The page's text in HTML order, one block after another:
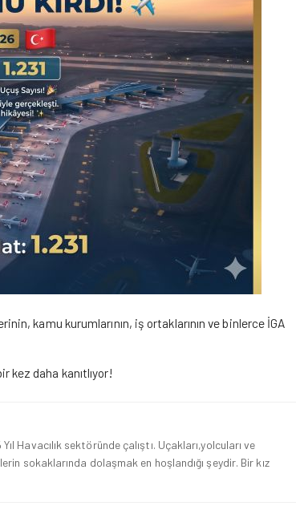
kamu kurumlarının, iş ortaklarının ve binlerce İGA
kez daha kanıtlıyor!
Havacılık sektöründe çalıştı. Uçakları,yolcuları ve
sokaklarında dolaşmak en hoşlandığı şeydir. Bir kız